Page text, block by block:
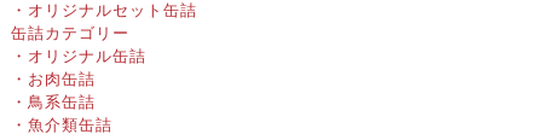
・オリジナルセット缶詰
缶詰カテゴリー
・オリジナル缶詰
・お肉缶詰
・鳥系缶詰
・魚介類缶詰